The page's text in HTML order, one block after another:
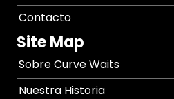
Contacto
Site Map
Sobre Curve Waits
Nuestra Historia